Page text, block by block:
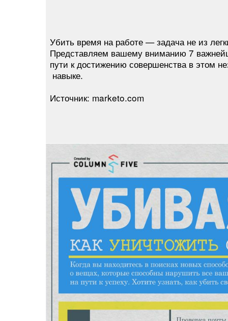
Убить время на работе — задача не из
Представляем вашему вниманию 7
пути к достижению совершенства в этом
навыке.
Источник: marketo.com